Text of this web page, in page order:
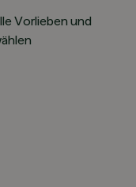
Vorlieben und